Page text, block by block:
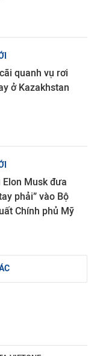
quanh vụ rơi
ở Kazakhstan
Elon Musk đưa
phải” vào Bộ
Chính phủ Mỹ